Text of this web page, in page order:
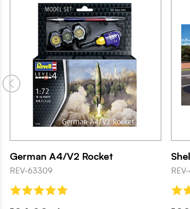
German A4/V2 Rocket
REV-63309